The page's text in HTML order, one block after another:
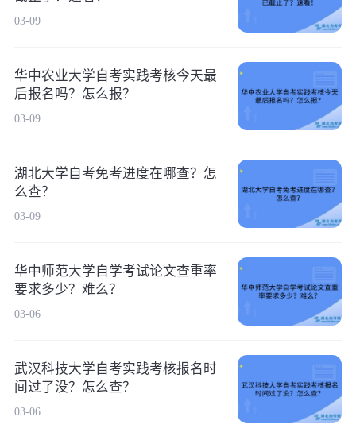
03-09
华中农业大学自考实践考核今天最
后报名吗？怎么报？
03-09
湖北大学自考免考进度在哪查？怎
么查？
03-09
华中师范大学自学考试论文查重率
要求多少？难么？
03-06
武汉科技大学自考实践考核报名时
间过了没？怎么查？
03-06